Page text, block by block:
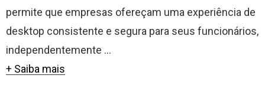
permite que empresas ofereçam uma experiência de
desktop consistente e segura para seus funcionários,
independentemente ...
+ Saiba mais